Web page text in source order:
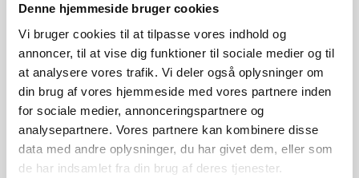
Denne hjemmeside bruger cookies
Vi bruger cookies til at tilpasse vores indhold og
annoncer, til at vise dig funktioner til sociale medier og til
at analysere vores trafik. Vi deler også oplysninger om
din brug af vores hjemmeside med vores partnere inden
for sociale medier, annonceringspartnere og
analysepartnere. Vores partnere kan kombinere disse
data med andre oplysninger, du har givet dem, eller som
de har indsamlet fra din brug af deres tjenester.
Kog rejerne og pil dem. Lad evt. spidsen sidde på.
Lad dem køle af.
Rist jordnødderne på en pande, fjern den mørke
hinde, hvis den ikke er fjernet. Hak jordnødderne
groft.
Skær tofu i skiver eller tern og rist det gyldent i
olie.